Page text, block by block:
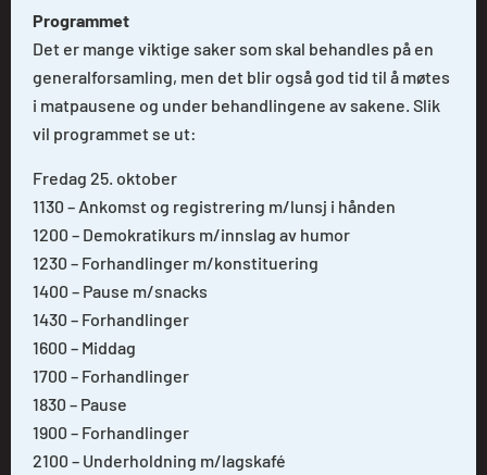
Programmet
Det er mange viktige saker som skal behandles på en
generalforsamling, men det blir også god tid til å møtes
i matpausene og under behandlingene av sakene. Slik
vil programmet se ut:
Fredag 25. oktober
1130 – Ankomst og registrering m/lunsj i hånden
1200 – Demokratikurs m/innslag av humor
1230 – Forhandlinger m/konstituering
1400 – Pause m/snacks
1430 – Forhandlinger
1600 – Middag
1700 – Forhandlinger
1830 – Pause
1900 – Forhandlinger
2100 – Underholdning m/lagskafé